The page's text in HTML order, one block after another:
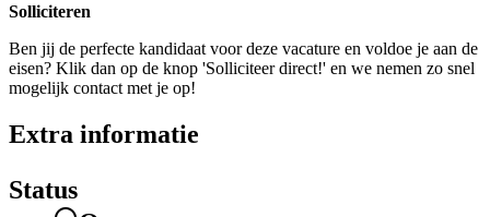
Solliciteren
Ben jij de perfecte kandidaat voor deze vacature en voldoe je aan de
eisen? Klik dan op de knop 'Solliciteer direct!' en we nemen zo snel
mogelijk contact met je op!
Extra informatie
Status